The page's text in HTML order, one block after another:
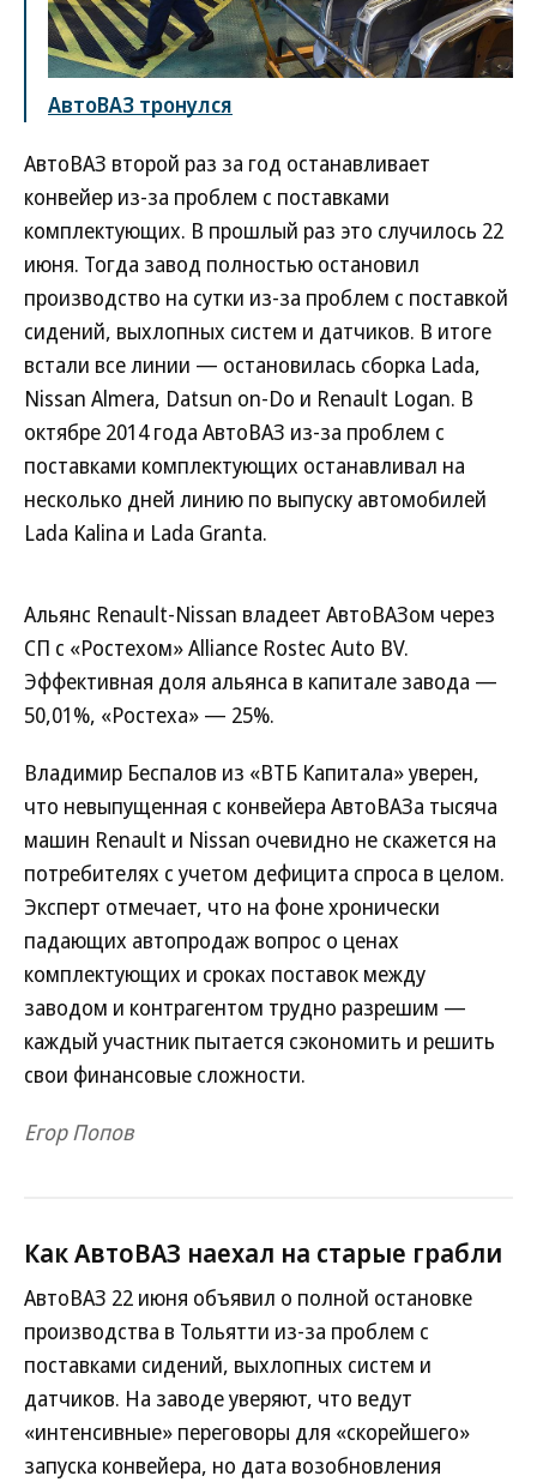
АвтоВАЗ тронулся
АвтоВАЗ второй раз за год останавливает
конвейер из-за проблем с поставками
комплектующих. В прошлый раз это случилось 22
июня. Тогда завод полностью остановил
производство на сутки из-за проблем с поставкой
сидений, выхлопных систем и датчиков. В итоге
встали все линии — остановилась сборка Lada,
Nissan Almera, Datsun on-Do и Renault Logan. В
октябре 2014 года АвтоВАЗ из-за проблем с
поставками комплектующих останавливал на
несколько дней линию по выпуску автомобилей
Lada Kalina и Lada Granta.
Альянс Renault-Nissan владеет АвтоВАЗом через
СП с «Ростехом» Alliance Rostec Auto BV.
Эффективная доля альянса в капитале завода —
50,01%, «Ростеха» — 25%.
Владимир Беспалов из «ВТБ Капитала» уверен,
что невыпущенная с конвейера АвтоВАЗа тысяча
машин Renault и Nissan очевидно не скажется на
потребителях с учетом дефицита спроса в целом.
Эксперт отмечает, что на фоне хронически
падающих автопродаж вопрос о ценах
комплектующих и сроках поставок между
заводом и контрагентом трудно разрешим —
каждый участник пытается сэкономить и решить
свои финансовые сложности.
Егор Попов
Как АвтоВАЗ наехал на старые грабли
АвтоВАЗ 22 июня объявил о полной остановке
производства в Тольятти из-за проблем с
поставками сидений, выхлопных систем и
датчиков. На заводе уверяют, что ведут
«интенсивные» переговоры для «скорейшего»
запуска конвейера, но дата возобновления